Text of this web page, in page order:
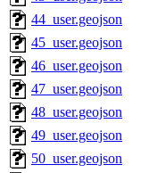
44_user.geojson
45_user.geojson
46_user.geojson
47_user.geojson
48_user.geojson
49_user.geojson
50_user.geojson